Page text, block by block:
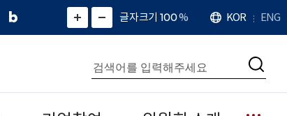
네
그
)
화
면
면
소
확
대
치
글자크기 100%
언
어
KOR ENG
통
합
검
색
검